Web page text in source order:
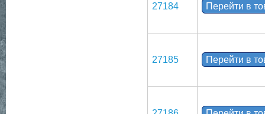
27184 Перейти в
27185 Перейти в